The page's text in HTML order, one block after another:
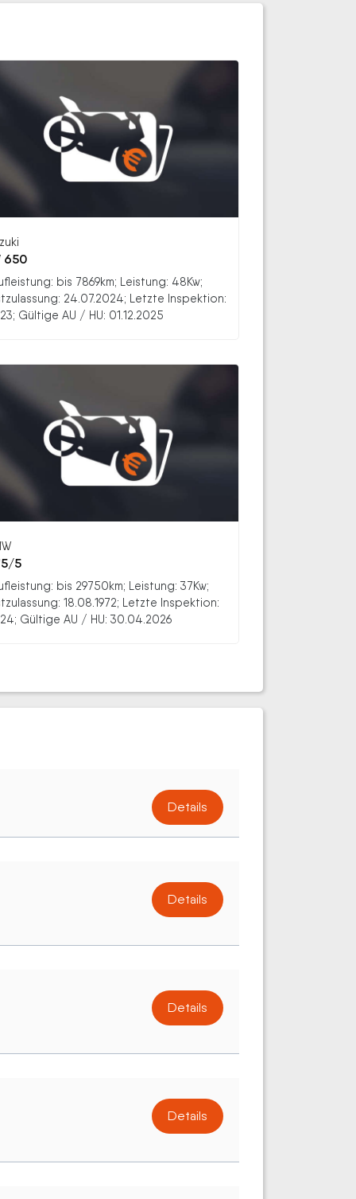
650
bis 7869km; Leistung: 48Kw;
24.07.2024; Letzte Inspektion:
Gültige AU / HU: 01.12.2025
5
bis 29750km; Leistung: 37Kw;
18.08.1972; Letzte Inspektion:
Gültige AU / HU: 30.04.2026
Details
Details
Details
Details